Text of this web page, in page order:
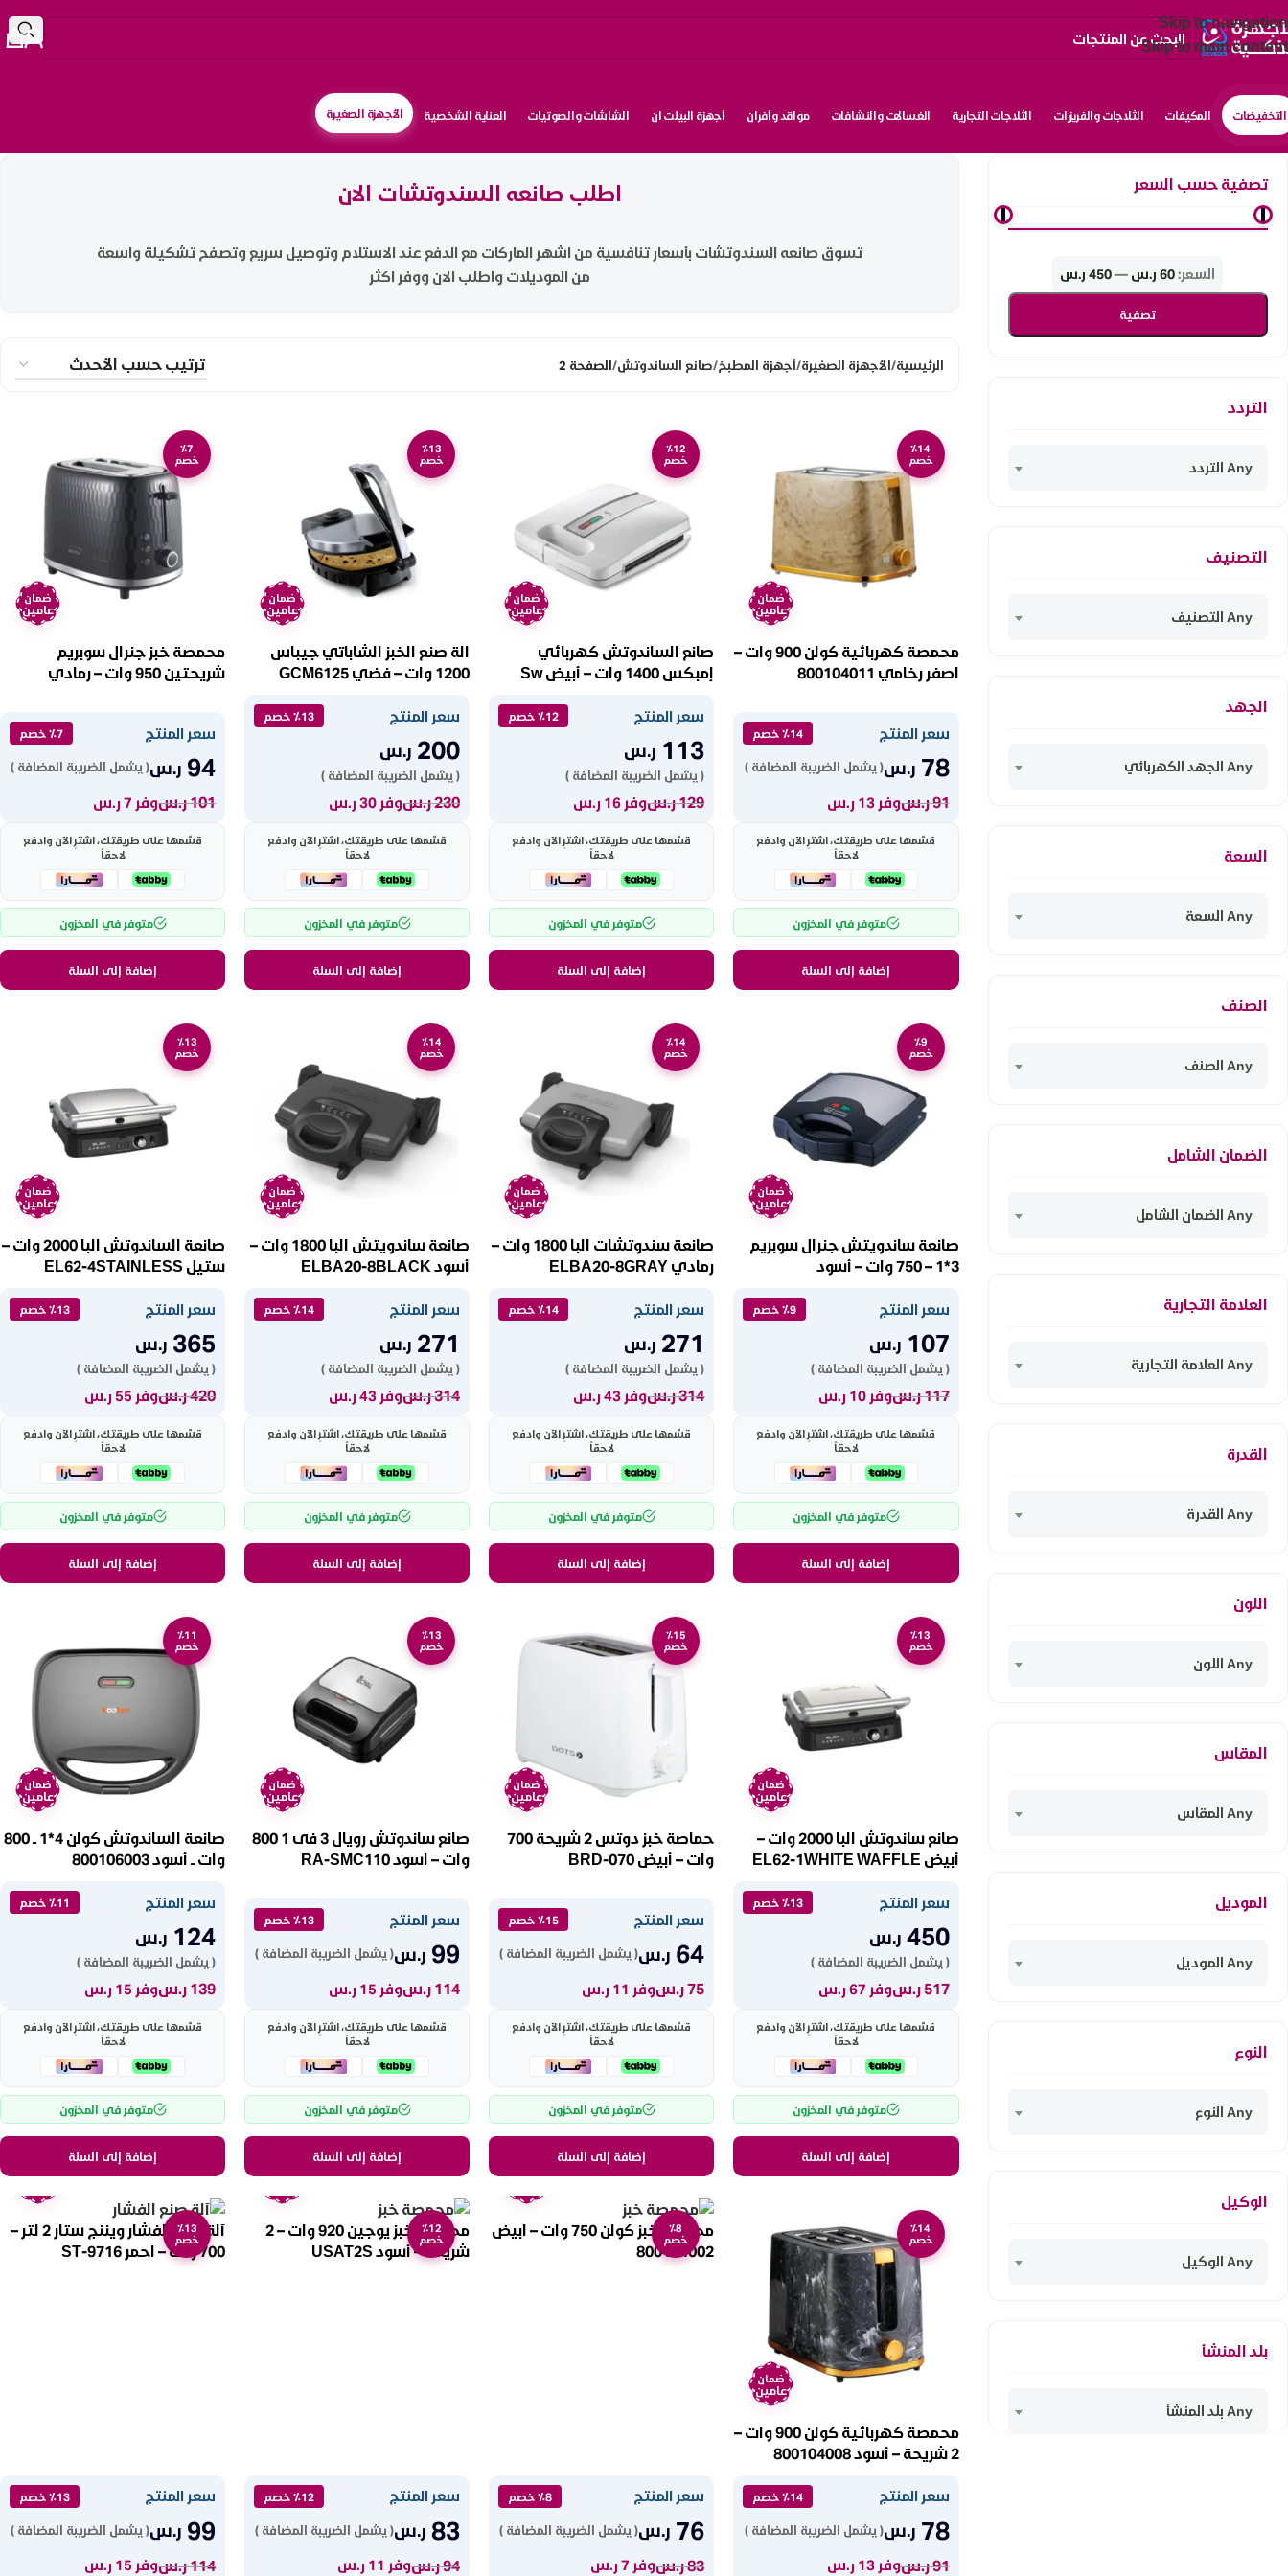
Skip to navigation
Skip to main content
التخفيضات المكيفات الثلاجات والفريزرات الثلاجات التجارية الغسالات والنشافات مواقد وأفران أجهزة البيلت ان الشاشات والصوتيات العناية الشخصية الأجهزة الصغيرة
تصفية حسب السعر
تصفية
السعر:60 ر.س —450 ر.س
التردد
Any التردد
التصنيف
Any التصنيف
الجهد
Any الجهد الكهربائي
السعة
Any السعة
الصنف
Any الصنف
الضمان الشامل
Any الضمان الشامل
العلامة التجارية
Any العلامة التجارية
القدرة
Any القدرة
اللون
Any اللون
المقاس
Any المقاس
الموديل
Any الموديل
النوع
Any النوع
الوكيل
Any الوكيل
بلد المنشأ
Any بلد المنشأ
اطلب صانعه السندوتشات الان
تسوق صانعه السندوتشات بأسعار تنافسية من اشهر الماركات مع الدفع عند الاستلام وتوصيل سريع وتصفح تشكيلة واسعة
من الموديلات واطلب الان ووفر اكثر
الرئيسية/الأجهزة الصغيرة/أجهزة المطبخ/صانع الساندوتش/الصفحة 2
٪14
خصم
ضمان
عامين
محمصة كهربائية كولن 900 وات –
اصفر رخامي 800104011
سعر المنتج ٪14 خصم
78 ر.س( يشمل الضريبة المضافة )
91ر.سوفر 13 ر.س
قسّمها على طريقتك، اشترِ الآن وادفع
لاحقاً
متوفر في المخزون
إضافة إلى السلة
٪12
خصم
ضمان
عامين
صانع الساندوتش كهربائي
إمبكس 1400 وات – أبيض Sw
سعر المنتج ٪12 خصم
113 ر.س
( يشمل الضريبة المضافة )
129ر.سوفر 16 ر.س
قسّمها على طريقتك، اشترِ الآن وادفع
لاحقاً
متوفر في المخزون
إضافة إلى السلة
٪13
خصم
ضمان
عامين
الة صنع الخبز الشاباتي جيباس
1200 وات – فضي GCM6125
سعر المنتج ٪13 خصم
200 ر.س
( يشمل الضريبة المضافة )
230ر.سوفر 30 ر.س
قسّمها على طريقتك، اشترِ الآن وادفع
لاحقاً
متوفر في المخزون
إضافة إلى السلة
٪7
خصم
ضمان
عامين
محمصة خبز جنرال سوبريم
شريحتين 950 وات – رمادي
سعر المنتج ٪7 خصم
94 ر.س( يشمل الضريبة المضافة )
101ر.سوفر 7 ر.س
قسّمها على طريقتك، اشترِ الآن وادفع
لاحقاً
متوفر في المخزون
إضافة إلى السلة
٪9
خصم
ضمان
عامين
صانعة ساندويتش جنرال سوبريم
3*1 – 750 وات – أسود
سعر المنتج ٪9 خصم
107 ر.س
( يشمل الضريبة المضافة )
117ر.سوفر 10 ر.س
قسّمها على طريقتك، اشترِ الآن وادفع
لاحقاً
متوفر في المخزون
إضافة إلى السلة
٪14
خصم
ضمان
عامين
صانعة سندوتشات البا 1800 وات –
رمادي ELBA20-8GRAY
سعر المنتج ٪14 خصم
271 ر.س
( يشمل الضريبة المضافة )
314ر.سوفر 43 ر.س
قسّمها على طريقتك، اشترِ الآن وادفع
لاحقاً
متوفر في المخزون
إضافة إلى السلة
٪14
خصم
ضمان
عامين
صانعة ساندويتش البا 1800 وات –
أسود ELBA20-8BLACK
سعر المنتج ٪14 خصم
271 ر.س
( يشمل الضريبة المضافة )
314ر.سوفر 43 ر.س
قسّمها على طريقتك، اشترِ الآن وادفع
لاحقاً
متوفر في المخزون
إضافة إلى السلة
٪13
خصم
ضمان
عامين
صانعة الساندوتش البا 2000 وات –
ستيل EL62-4STAINLESS
سعر المنتج ٪13 خصم
365 ر.س
( يشمل الضريبة المضافة )
420ر.سوفر 55 ر.س
قسّمها على طريقتك، اشترِ الآن وادفع
لاحقاً
متوفر في المخزون
إضافة إلى السلة
٪13
خصم
ضمان
عامين
صانع ساندوتش البا 2000 وات –
أبيض EL62-1WHITE WAFFLE
سعر المنتج ٪13 خصم
450 ر.س
( يشمل الضريبة المضافة )
517ر.سوفر 67 ر.س
قسّمها على طريقتك، اشترِ الآن وادفع
لاحقاً
متوفر في المخزون
إضافة إلى السلة
٪15
خصم
ضمان
عامين
حماصة خبز دوتس 2 شريحة 700
وات – أبيض BRD-070
سعر المنتج ٪15 خصم
64 ر.س( يشمل الضريبة المضافة )
75ر.سوفر 11 ر.س
قسّمها على طريقتك، اشترِ الآن وادفع
لاحقاً
متوفر في المخزون
إضافة إلى السلة
٪13
خصم
ضمان
عامين
صانع ساندوتش رويال 3 فى 1 800
وات – اسود RA-SMC110
سعر المنتج ٪13 خصم
99 ر.س( يشمل الضريبة المضافة )
114ر.سوفر 15 ر.س
قسّمها على طريقتك، اشترِ الآن وادفع
لاحقاً
متوفر في المخزون
إضافة إلى السلة
٪11
خصم
ضمان
عامين
صانعة الساندوتش كولن 4*1 ــ 800
وات ــ أسود 800106003
سعر المنتج ٪11 خصم
124 ر.س
( يشمل الضريبة المضافة )
139ر.سوفر 15 ر.س
قسّمها على طريقتك، اشترِ الآن وادفع
لاحقاً
متوفر في المخزون
إضافة إلى السلة
٪14
خصم
ضمان
عامين
محمصة كهربائية كولن 900 وات –
2 شريحة – أسود 800104008
سعر المنتج ٪14 خصم
78 ر.س( يشمل الضريبة المضافة )
91ر.سوفر 13 ر.س
٪8
خصم
ضمان
محمصة خبز كولن 750 وات – ابيض
800104002
سعر المنتج ٪8 خصم
76 ر.س( يشمل الضريبة المضافة )
83ر.سوفر 7 ر.س
٪12
خصم
ضمان
محمصة خبز يوجين 920 وات – 2
شريحه – أسود USAT2S
سعر المنتج ٪12 خصم
83 ر.س( يشمل الضريبة المضافة )
94ر.سوفر 11 ر.س
٪13
خصم
ضمان
آلة صنع الفشار ويننج ستار 2 لتر –
700 وات – احمر ST-9716
سعر المنتج ٪13 خصم
99 ر.س( يشمل الضريبة المضافة )
114ر.سوفر 15 ر.س